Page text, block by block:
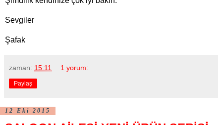
Sevgiler
Şafak
zaman: 15:11 1 yorum:
Paylaş
12 Eki 2015